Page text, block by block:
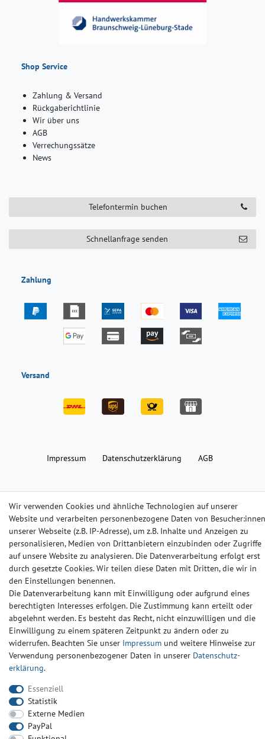
Shop Service
Zahlung & Versand
Rückgaberichtlinie
Wir über uns
AGB
Verrechungssätze
News
Telefontermin buchen
Schnellanfrage senden
Zahlung
Versand
Impressum Daten­schutz­erklärung AGB
Barrierefreiheitserklärung Widerrufs­recht
Kontakt
Wir verwenden Cookies und ähnliche Technologien auf unserer
Website und verarbeiten personenbezogene Daten von Besucher:innen
unserer Webseite (z.B. IP-Adresse), um z.B. Inhalte und Anzeigen zu
personalisieren, Medien von Drittanbietern einzubinden oder Zugriffe
auf unsere Website zu analysieren. Die Datenverarbeitung erfolgt erst
durch gesetzte Cookies. Wir teilen diese Daten mit Dritten, die wir in
den Einstellungen benennen.
Die Datenverarbeitung kann mit Einwilligung oder aufgrund eines
berechtigten Interesses erfolgen. Die Zustimmung kann erteilt oder
abgelehnt werden. Es besteht das Recht, nicht einzuwilligen und die
Einwilligung zu einem späteren Zeitpunkt zu ändern oder zu
widerrufen. Beachten Sie unser Impressum und weitere Hinweise zur
Verwendung personenbezogener Daten in unserer Daten­schutz­
erklärung.
Essenziell
Statistik
Externe Medien
PayPal
© Copyright 2024-2025 | Alle Rechte vorbehalten.
Widerrufs­recht Widerrufs­formular Impressum
Daten­schutz­erklärung AGB Kontakt